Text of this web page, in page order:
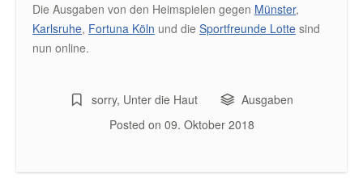
Die Ausgaben von den Heimspielen gegen Münster,
Karlsruhe, Fortuna Köln und die Sportfreunde Lotte sind
nun online.
sorry, Unter die Haut
Ausgaben
Posted on 09. Oktober 2018